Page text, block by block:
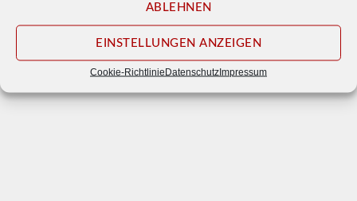
ABLEHNEN
EINSTELLUNGEN ANZEIGEN
Cookie-RichtlinieDatenschutzImpressum
© 2026Waldbühne Otternhagen e. V.
Impressum Datenschutz